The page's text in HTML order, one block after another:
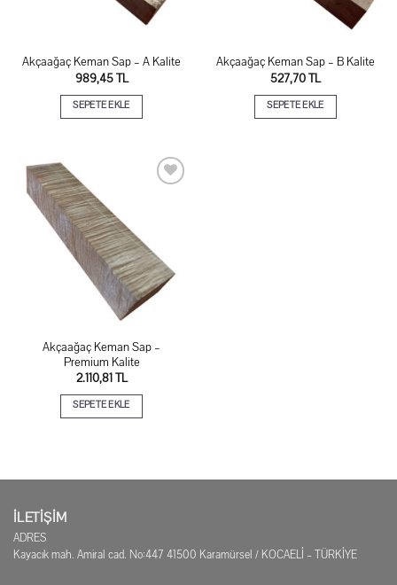
Akçaağaç Keman Sap – A Kalite
989,45TL
SEPETE EKLE
Akçaağaç Keman Sap – B Kalite
527,70TL
SEPETE EKLE
Akçaağaç Keman Sap –
Premium Kalite
2.110,81TL
SEPETE EKLE
İLETİŞİM
ADRES
Kayacık mah. Amiral cad. No:447 41500 Karamürsel / KOCAELİ – TÜRKİYE